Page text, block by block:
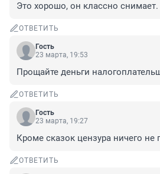
Это хорошо, он классно снимает.
ОТВЕТИТЬ
Гость
23 марта, 19:53
Прощайте деньги
ОТВЕТИТЬ
Гость
23 марта, 19:27
Кроме сказок цензура ничего не
ОТВЕТИТЬ